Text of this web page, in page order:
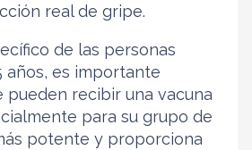
real de gripe.
de las personas
años, es importante
pueden recibir una vacuna
para su grupo de
potente y proporciona